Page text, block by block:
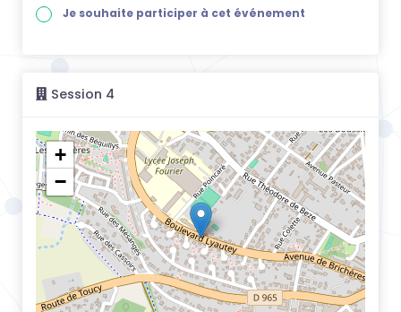
Je souhaite participer à cet événement
Session 4
+
−